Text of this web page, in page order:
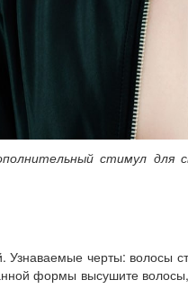
стимул
черты: волосы
формы высушите